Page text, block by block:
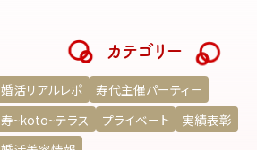
カテゴリー
婚活リアルレポ
寿代主催パーティー
寿~koto~テラス
プライベート
実績表彰